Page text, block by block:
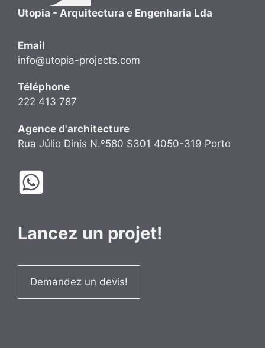
Utopia - Arquitectura e Engenharia Lda
Email
info@utopia-projects.com
Téléphone
222 413 787
Agence d'architecture
Rua Júlio Dinis N.º580 S301 4050-319 Porto
Lancez un projet!
Demandez un devis!